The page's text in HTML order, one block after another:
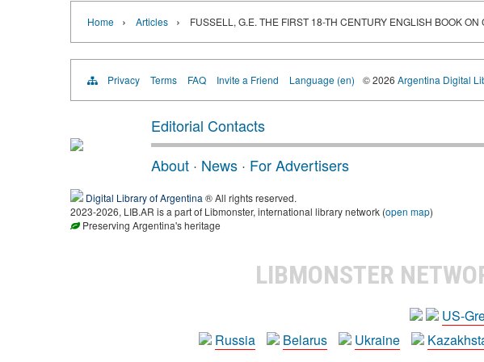
Home › Articles › FUSSELL, G.E. THE FIRST 18-TH CENTURY ENGLISH BOOK ON
Privacy Terms FAQ Invite a Friend Language (en) © 2026 Argentina Digital
Editorial Contacts
About · News · For Advertisers
Digital Library of Argentina® All rights reserved.
2023-2026, LIB.AR is a part of Libmonster, international library network (open map)
Preserving Argentina's heritage
LIBMONSTER
US-
Russia
Belarus Ukraine